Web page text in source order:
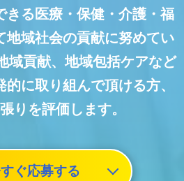
きる医療・保健・介護・福
地域社会の貢献に努めてい
域貢献、地域包括ケアなど
に取り組んで頂ける方、
りを評価します。
ぐ応募する